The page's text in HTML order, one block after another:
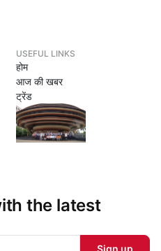
USEFUL LINKS
होम
आज की खबर
ट्रेंड
the latest
Sign up